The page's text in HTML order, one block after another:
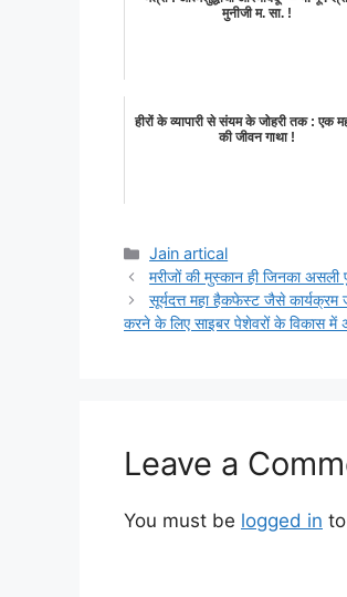
मुनीजी म. सा. !
हीरों के व्यापारी से संयम के जोहरी तक : एक
की जीवन गाथा !
Categories
Jain artical
मरीजों की मुस्कान ही जिनका
सूर्यदत्त महा हैकफेस्ट जैसे
करने के लिए साइबर पेशेवरों के विकास में
Leave a
You must be logged in